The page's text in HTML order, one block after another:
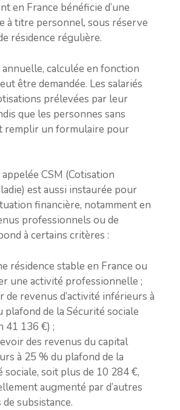
en France bénéficie d’une
à titre personnel, sous réserve
résidence régulière.
calculée en fonction
être demandée. Les salariés
prélevées par leur
que les personnes sans
remplir un formulaire pour
CSM (Cotisation
est aussi instaurée pour
financière, notamment en
professionnels ou de
à certains critères :
résidence stable en France ou
une activité professionnelle ;
de revenus d’activité inférieurs à
plafond de la Sécurité sociale
41 136 €) ;
des revenus du capital
à 25 % du plafond de la
sociale, soit plus de 10 284 €,
augmenté par d’autres
subsistance.